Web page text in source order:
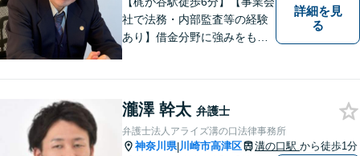
社で法務・内部監査等の経験
あり】借金分野に強みをも
作りに尽力しています。【初
回無料相談】【東京・神奈川
エリア】
詳細を見
る
瀧澤 幹太 弁護士
弁護士法人アライズ溝の口法律事務所
神奈川県|川崎市高津区 溝の口駅 から徒歩1分